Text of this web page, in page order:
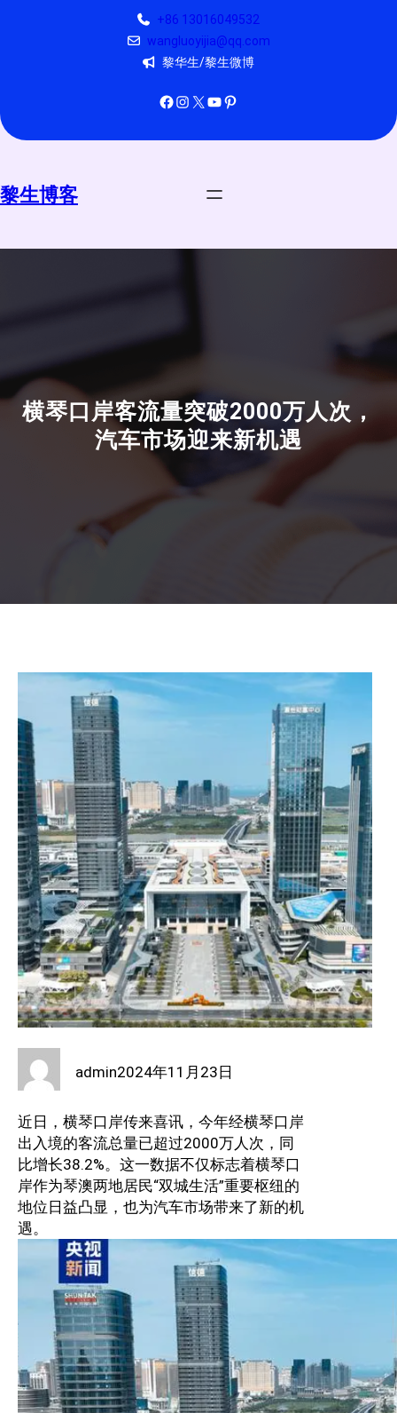
+86 13016049532
wangluoyijia@qq.com
黎华生/黎生微博
Facebook Instagram X YouTube Pinterest
黎生博客
横琴口岸客流量突破2000万人次，
汽车市场迎来新机遇
admin2024年11月23日
近日，横琴口岸传来喜讯，今年经横琴口岸
出入境的客流总量已超过2000万人次，同
比增长38.2%。这一数据不仅标志着横琴口
岸作为琴澳两地居民“双城生活”重要枢纽的
地位日益凸显，也为汽车市场带来了新的机
遇。